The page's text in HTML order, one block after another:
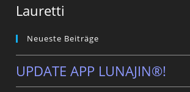
Lauretti
Neueste Beiträge
UPDATE APP LUNAJIN®!